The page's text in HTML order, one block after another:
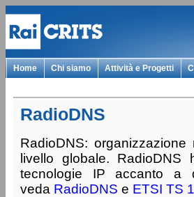
Home Chi siamo Attività e Progetti
RadioDNS
RadioDNS:
livello globale.
tecnologie IP accanto a
veda RadioDNS e ETSI TS